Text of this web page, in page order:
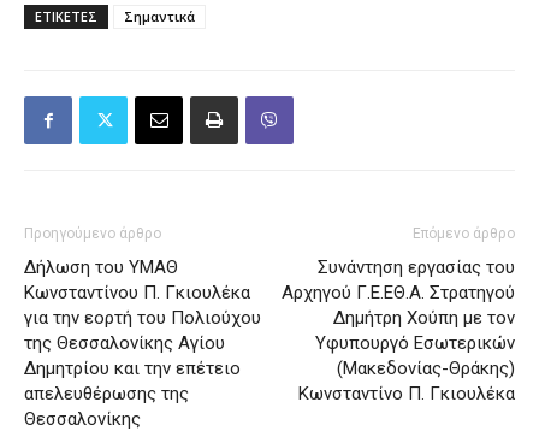
ΕΤΙΚΕΤΕΣ Σημαντικά
Προηγούμενο άρθρο
Δήλωση του ΥΜΑΘ
Κωνσταντίνου Π. Γκιουλέκα
για την εορτή του Πολιούχου
της Θεσσαλονίκης Αγίου
Δημητρίου και την επέτειο
απελευθέρωσης της
Θεσσαλονίκης
Επόμενο άρθρο
Συνάντηση εργασίας του
Αρχηγού Γ.Ε.ΕΘ.Α. Στρατηγού
Δημήτρη Χούπη με τον
Υφυπουργό Εσωτερικών
(Μακεδονίας-Θράκης)
Κωνσταντίνο Π. Γκιουλέκα